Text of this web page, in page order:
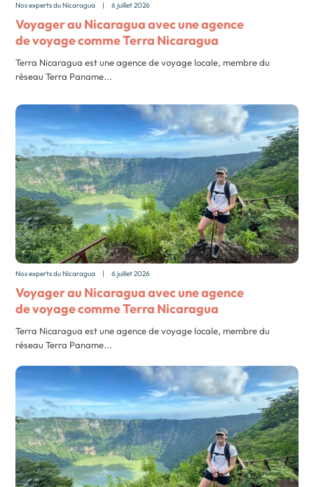
Nos experts du Nicaragua | 6 juillet 2026
Voyager au Nicaragua avec une agence
de voyage comme Terra Nicaragua
Terra Nicaragua est une agence de voyage locale, membre du
réseau Terra Paname...
Nos experts du Nicaragua | 6 juillet 2026
Voyager au Nicaragua avec une agence
de voyage comme Terra Nicaragua
Terra Nicaragua est une agence de voyage locale, membre du
réseau Terra Paname...